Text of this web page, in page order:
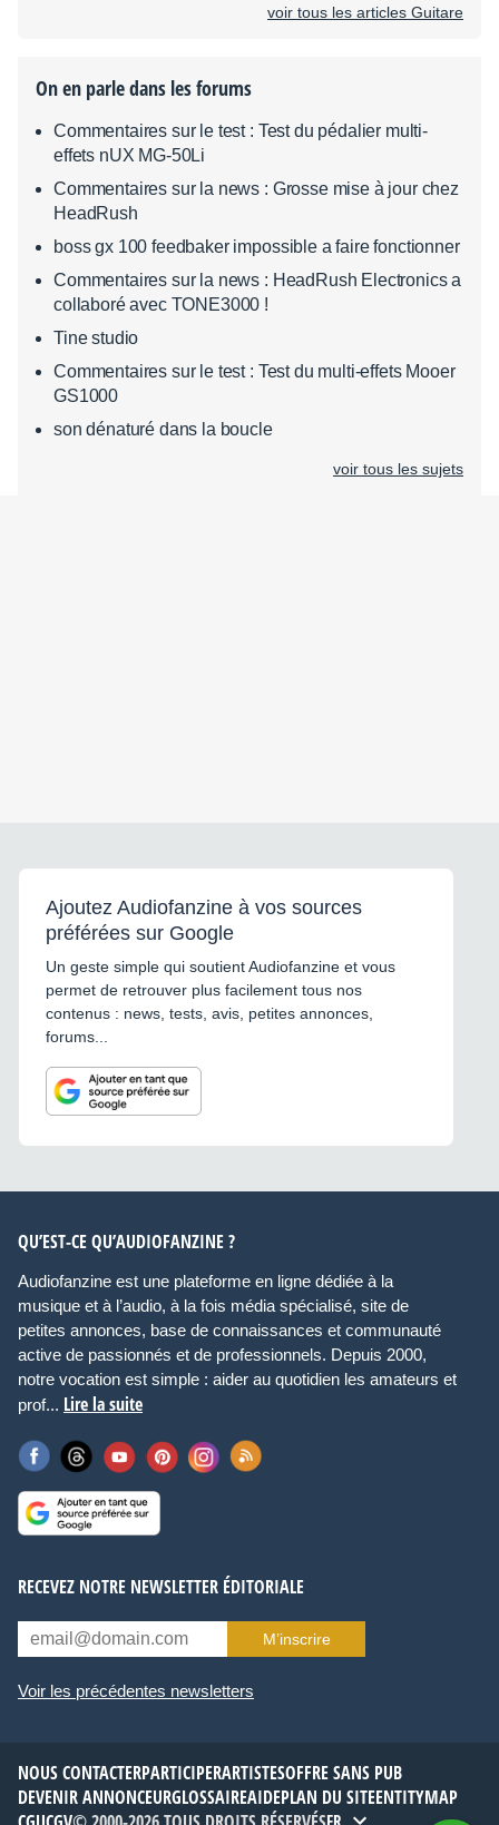
voir tous les articles Guitare
On en parle dans les forums
Commentaires sur le test : Test du pédalier multi-
effets nUX MG-50Li
Commentaires sur la news : Grosse mise à jour chez
HeadRush
boss gx 100 feedbaker impossible a faire fonctionner
Commentaires sur la news : HeadRush Electronics a
collaboré avec TONE3000 !
Tine studio
Commentaires sur le test : Test du multi-effets Mooer
GS1000
son dénaturé dans la boucle
voir tous les sujets
Ajoutez Audiofanzine à vos sources
préférées sur Google
Un geste simple qui soutient Audiofanzine et vous
permet de retrouver plus facilement tous nos
contenus : news, tests, avis, petites annonces,
forums...
QU’EST-CE QU’AUDIOFANZINE ?
Audiofanzine est une plateforme en ligne dédiée à la
musique et à l’audio, à la fois média spécialisé, site de
petites annonces, base de connaissances et communauté
active de passionnés et de professionnels. Depuis 2000,
notre vocation est simple : aider au quotidien les amateurs et
prof... Lire la suite
RECEVEZ NOTRE NEWSLETTER ÉDITORIALE
M’inscrire
Voir les précédentes newsletters
NOUS CONTACTERPARTICIPERARTISTESOFFRE SANS PUB
DEVENIR ANNONCEURGLOSSAIREAIDEPLAN DU SITEENTITYMAP
FR